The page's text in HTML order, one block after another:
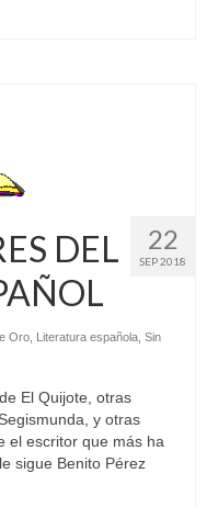
22
SEP 2018
DEL
Oro Literatura española Sin
El Quijote, otras
y otras
el escritor que más ha
sigue Benito Pérez